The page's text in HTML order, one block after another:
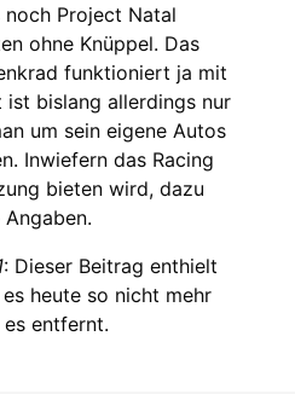
Project Natal
ohne Knüppel. Das
funktioniert ja mit
bislang allerdings nur
um sein eigene Autos
Inwiefern das Racing
bieten wird, dazu
: Dieser Beitrag enthielt
heute so nicht mehr
entfernt.